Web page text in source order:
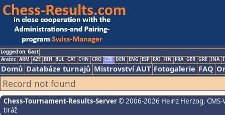
Logged on: Gast
Arabic ARM AZE BIH BUL CAT CHN CRO CZE DEN ENG ESP FAI FIN FRA GER GRE INA
Domů Databáze turnajů Mistrovství AUT Fotogalerie FAQ
Record not found
Chess-Tournament-Results-Server© 2006-2026 Heinz Herzog,
tiráž